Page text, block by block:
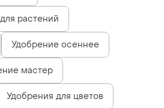
растений
Удобрение осеннее
мастер
Удобрения для цветов